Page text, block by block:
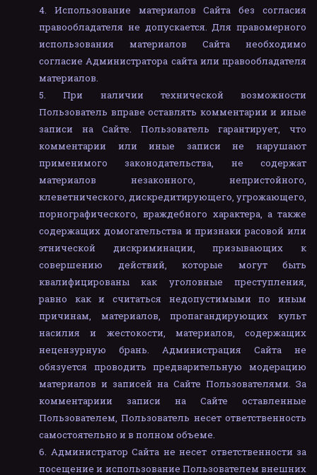
Использование материалов Сайта без согласия
правообладателя не допускается. Для правомерного
использования материалов Сайта необходимо
согласие Администратора сайта или правообладателя
материалов.
При наличии технической возможности
Пользователь вправе оставлять комментарии и иные
записи на Сайте. Пользователь гарантирует, что
комментарии или иные записи не нарушают
применимого законодательства, не содержат
материалов незаконного, непристойного,
клеветнического, дискредитирующего, угрожающего,
порнографического, враждебного характера, а также
содержащих домогательства и признаки расовой или
этнической дискриминации, призывающих к
совершению действий, которые могут быть
квалифицированы как уголовные преступления,
равно как и считаться недопустимыми по иным
причинам, материалов, пропагандирующих культ
насилия и жестокости, материалов, содержащих
нецензурную брань. Администрация Сайта не
обязуется проводить предварительную модерацию
материалов и записей на Сайте Пользователями. За
комментариии записи на Сайте оставленные
Пользователем, Пользователь несет ответственность
самостоятельно и в полном объеме.
Администратор Сайта не несет ответственности за
посещение и использование Пользователем внешних